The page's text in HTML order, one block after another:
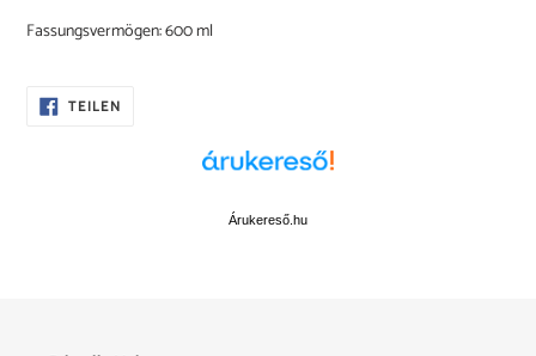
Fassungsvermögen: 600 ml
TEILENAUF
FACEBOOK
Árukereső.hu